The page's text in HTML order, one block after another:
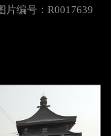
片编号：R0017639